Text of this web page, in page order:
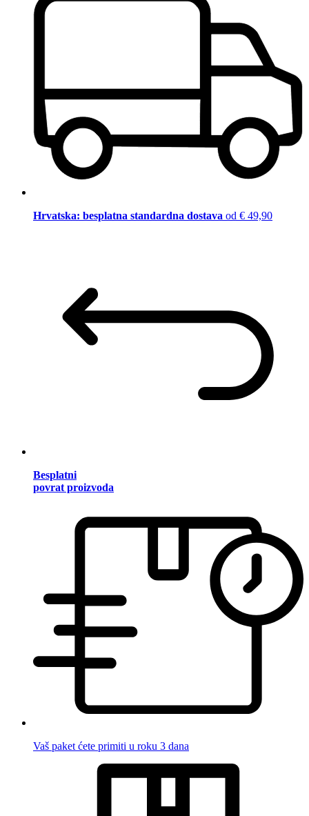
Hrvatska: besplatna standardna dostava od € 49,90
Besplatni
povrat proizvoda
Vaš paket ćete primiti u roku 3 dana